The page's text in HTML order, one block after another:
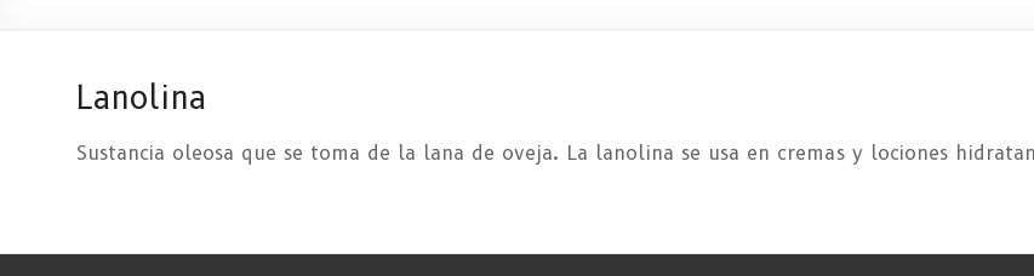
Lanolina
Sustancia oleosa que se toma de la lana de oveja. La lanolina se usa en cremas y lociones